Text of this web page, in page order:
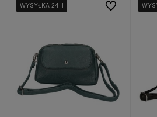
WYSYŁKA 24H
WYSYŁKA 24H
WYSYŁKA 24H Do ulubionych